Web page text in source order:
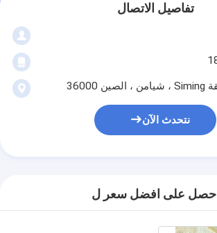
تفاصيل الاتصال
نتحدث الآن
احصل على افضل سعر ل